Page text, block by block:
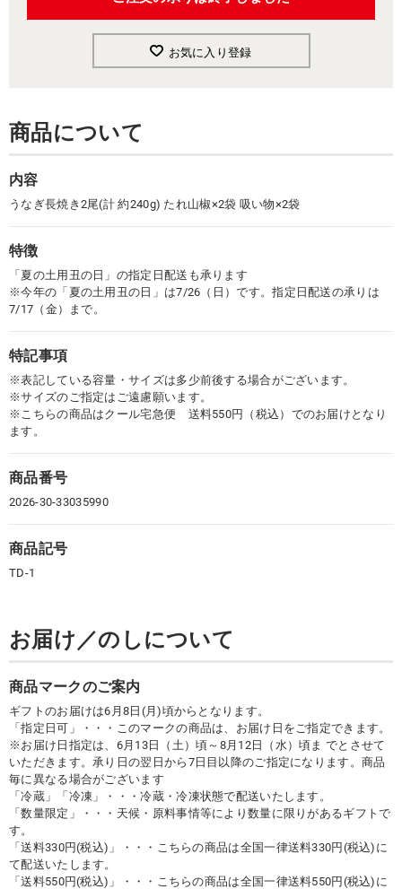
お気に入り登録
商品について
内容
うなぎ長焼き2尾(計 約240g) たれ山椒×2袋 吸い物×2袋
特徴
「夏の土用丑の日」の指定日配送も承ります
※今年の「夏の土用丑の日」は7/26（日）です。指定日配送の承りは
7/17（金）まで。
特記事項
※表記している容量・サイズは多少前後する場合がございます。
※サイズのご指定はご遠慮願います。
※こちらの商品はクール宅急便 送料550円（税込）でのお届けとなり
ます。
商品番号
2026-30-33035990
商品記号
TD-1
お届け／のしについて
商品マークのご案内
ギフトのお届けは6月8日(月)頃からとなります。
「指定日可」・・・このマークの商品は、お届け日をご指定できます。
※お届け日指定は、6月13日（土）頃～8月12日（水）頃ま でとさせて
いただきます。承り日の翌日から7日目以降のご指定になります。商品
毎に異なる場合がございます
「冷蔵」「冷凍」・・・冷蔵・冷凍状態で配送いたします。
「数量限定」・・・天候・原料事情等により数量に限りがあるギフトで
す。
「送料330円(税込)」・・・こちらの商品は全国一律送料330円(税込)に
て配送いたします。
「送料550円(税込)」・・・こちらの商品は全国一律送料550円(税込)に